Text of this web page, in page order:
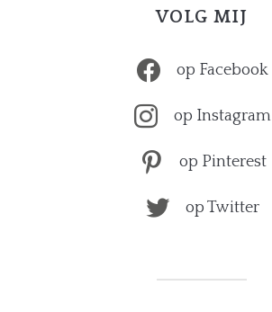
VOLG MIJ
op Facebook
op Instagram
op Pinterest
op Twitter